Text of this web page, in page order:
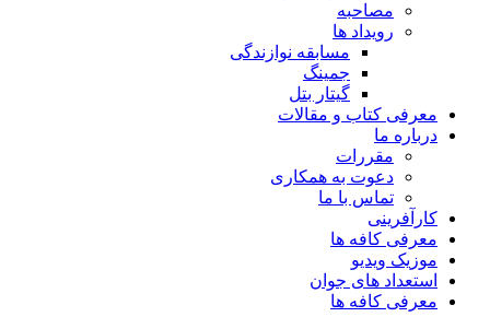
مصاحبه
رویداد ها
مسابقه نوازندگی
جمینگ
گیتار بتل
معرفی کتاب و مقالات
درباره ما
مقررات
دعوت به همکاری
تماس با ما
کارآفرینی
معرفی کافه ها
موزیک ویدیو
استعداد های جوان
معرفی کافه ها